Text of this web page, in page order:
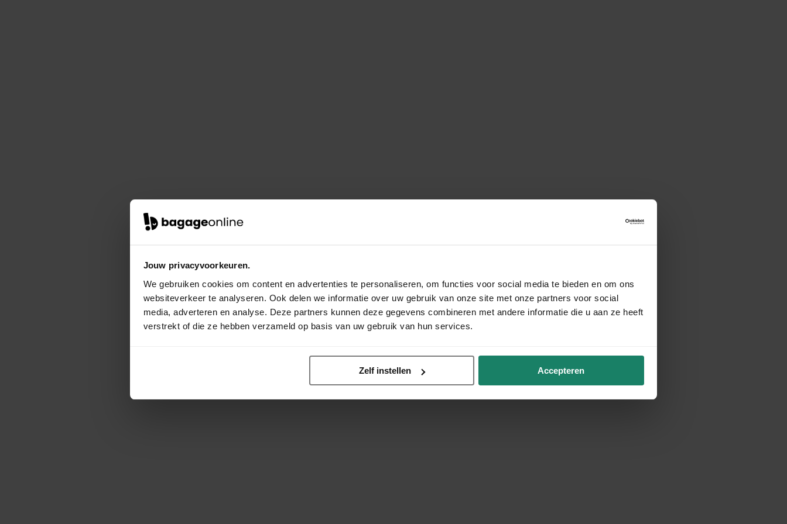
Jouw privacyvoorkeuren.
We gebruiken cookies om content en advertenties te personaliseren, om functies voor social media te bieden en om ons
websiteverkeer te analyseren. Ook delen we informatie over uw gebruik van onze site met onze partners voor social
media, adverteren en analyse. Deze partners kunnen deze gegevens combineren met andere informatie die u aan ze heeft
verstrekt of die ze hebben verzameld op basis van uw gebruik van hun services.
Zelf instellen Accepteren